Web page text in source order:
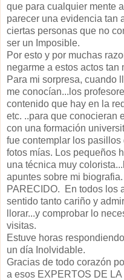
que para cualquier mente
parecer una evidencia tan
ciertas personas que no
ser un Imposible.
Por esto y por muchas
negarme a estos actos
Para mi sorpresa, cuando
me conocían...los
contenido que hay en la
etc. ..para que conocieran
con una formación
fue contemplar los
fotos mías. Los pequeños
una técnica muy
apuntes sobre mi
PARECIDO. En todos los
sentido tanto cariño y
llorar...y comprobar lo
visitas.
Estuve horas
un día Inolvidable.
Gracias de todo corazón
a esos EXPERTOS DE